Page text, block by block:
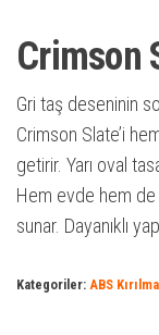
Crimson
Gri taş deseninin
Crimson Slate’i
getirir. Yarı oval
Hem evde hem de
sunar. Dayanıklı
Kategoriler: ABS